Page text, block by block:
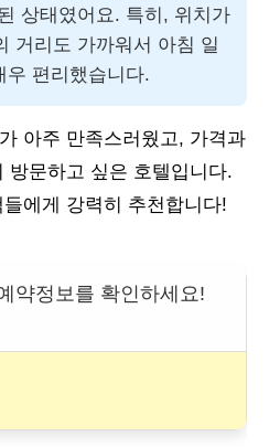
상태였어요. 특히, 위치가
거리도 가까워서 아침 일
우 편리했습니다.
아주 만족스러웠고, 가격과
방문하고 싶은 호텔입니다.
에게 강력히 추천합니다!
정보를 확인하세요!